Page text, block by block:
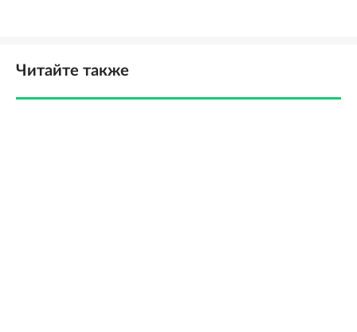
Читайте также